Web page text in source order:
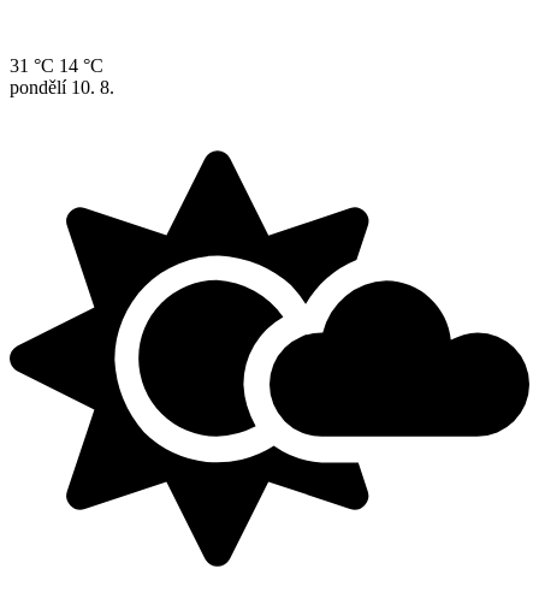
31 °C 14 °C
pondělí 10. 8.